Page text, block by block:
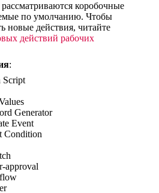
коробочные
по умолчанию. Чтобы
новые действия, читайте
действий рабочих
:
Script
Generator
Event
Condition
approval